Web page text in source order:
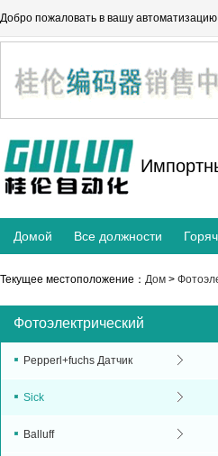
Добро пожаловать в вашу
Домой Все должности
Текущее местоположение： Дом >
Фотоэлектрический
переключатель
Pepperl+fuchs Датчик
Sick
Balluff